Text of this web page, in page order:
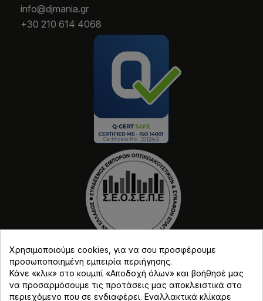
info@djmania.gr
+30 210 614 4068
Χρησιμοποιούμε cookies, για να σου προσφέρουμε
προσωποποιημένη εμπειρία περιήγησης.
Κάνε «κλικ» στο κουμπί «Αποδοχή όλων» και βοήθησέ μας
να προσαρμόσουμε τις προτάσεις μας αποκλειστικά στο
περιεχόμενο που σε ενδιαφέρει. Εναλλακτικά κλίκαρε